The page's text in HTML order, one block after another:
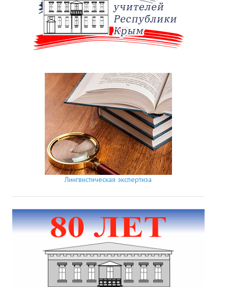
Лингвистическая экспертиза